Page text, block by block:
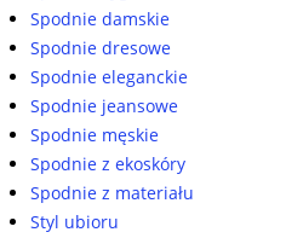
Spodnie damskie
Spodnie dresowe
Spodnie eleganckie
Spodnie jeansowe
Spodnie męskie
Spodnie z ekoskóry
Spodnie z materiału
Styl ubioru